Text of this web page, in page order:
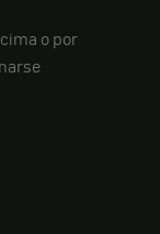
o por